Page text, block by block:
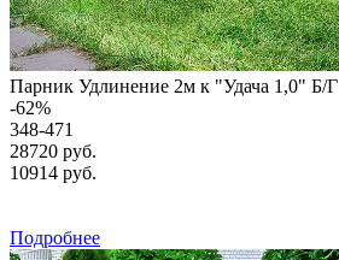
Парник Удлинение 2м к "Удача 1,0" Б/Г
-62%
348-471
28720 руб.
10914 руб.
Подробнее